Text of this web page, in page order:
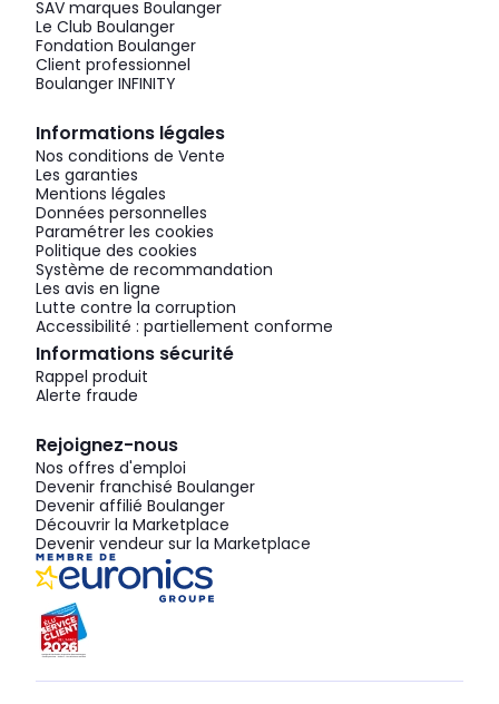
SAV marques Boulanger
Le Club Boulanger
Fondation Boulanger
Client professionnel
Boulanger INFINITY
Informations légales
Nos conditions de Vente
Les garanties
Mentions légales
Données personnelles
Paramétrer les cookies
Politique des cookies
Système de recommandation
Les avis en ligne
Lutte contre la corruption
Accessibilité : partiellement conforme
Informations sécurité
Rappel produit
Alerte fraude
Rejoignez-nous
Nos offres d'emploi
Devenir franchisé Boulanger
Devenir affilié Boulanger
Découvrir la Marketplace
Devenir vendeur sur la Marketplace